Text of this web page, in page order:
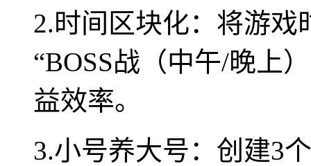
2.时间区块化：将游戏
“BOSS战（中午/晚上
益效率。
3.小号养大号：创建3